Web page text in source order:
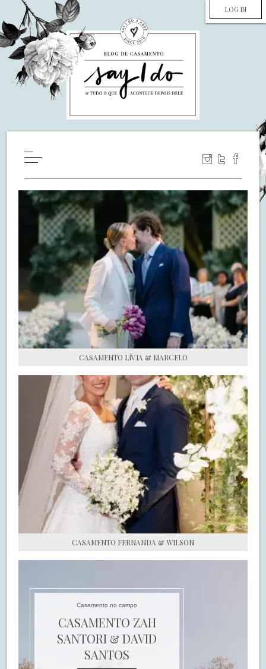
LOG IN
WILL YOU MARRY ME?
LUA DE MEL
COZINHA
DECORAÇÃO
DE NOIVA PRA NOIVA
S.O.S CASADAS
FALE COM O SAY I DO
CASAMENTO LÍVIA & MARCELO
CASAMENTO FERNANDA & WILSON
Casamento no campo
CASAMENTO ZAH
SANTORI & DAVID
SANTOS